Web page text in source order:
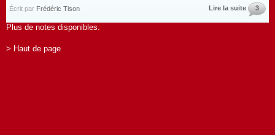
Écrit par Frédéric Tison Lire la suite 3
Plus de notes disponibles.
> Haut de page